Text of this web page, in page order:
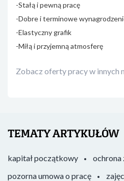
-Stałą i pewną pracę
-Dobre i terminowe
-Elastyczny grafik
-Miłą i przyjemną atmosferę
Zobacz oferty pracy w innych
TEMATY ARTYKUŁÓW
kapitał początkowy
ochrona
pozorna umowa o pracę